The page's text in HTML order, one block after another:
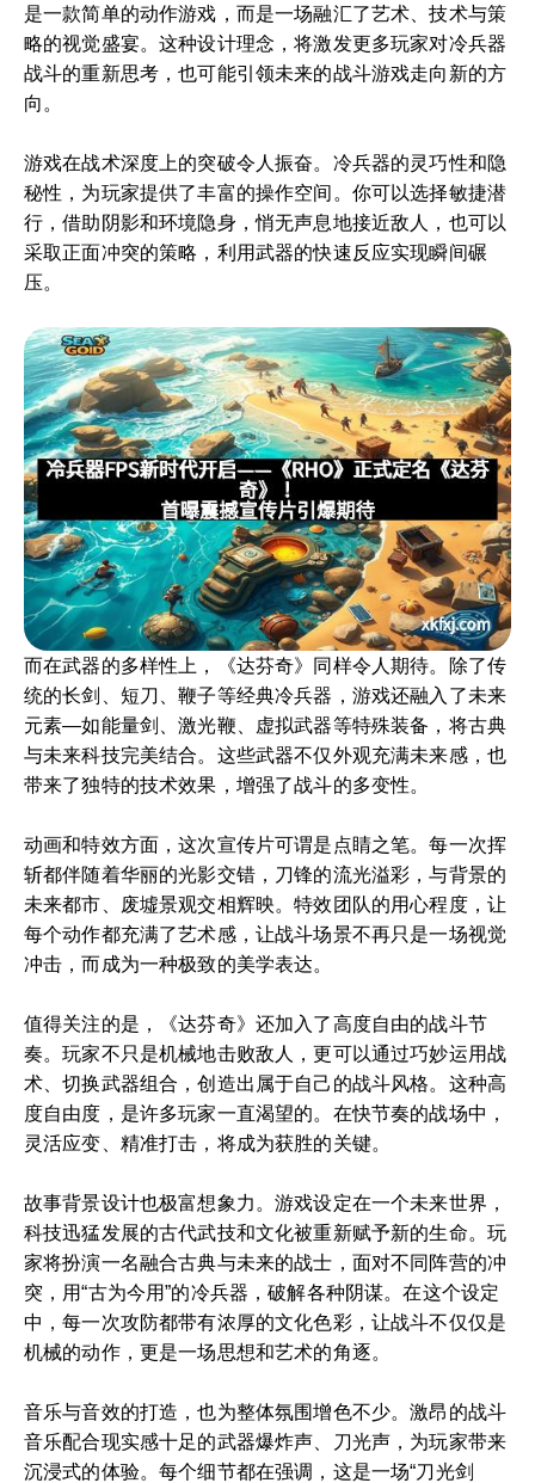
是一款简单的动作游戏，而是一场融汇了艺术、技术与策
略的视觉盛宴。这种设计理念，将激发更多玩家对冷兵器
战斗的重新思考，也可能引领未来的战斗游戏走向新的方
向。
游戏在战术深度上的突破令人振奋。冷兵器的灵巧性和隐
秘性，为玩家提供了丰富的操作空间。你可以选择敏捷潜
行，借助阴影和环境隐身，悄无声息地接近敌人，也可以
采取正面冲突的策略，利用武器的快速反应实现瞬间碾
压。
而在武器的多样性上，《达芬奇》同样令人期待。除了传
统的长剑、短刀、鞭子等经典冷兵器，游戏还融入了未来
元素—如能量剑、激光鞭、虚拟武器等特殊装备，将古典
与未来科技完美结合。这些武器不仅外观充满未来感，也
带来了独特的技术效果，增强了战斗的多变性。
动画和特效方面，这次宣传片可谓是点睛之笔。每一次挥
斩都伴随着华丽的光影交错，刀锋的流光溢彩，与背景的
未来都市、废墟景观交相辉映。特效团队的用心程度，让
每个动作都充满了艺术感，让战斗场景不再只是一场视觉
冲击，而成为一种极致的美学表达。
值得关注的是，《达芬奇》还加入了高度自由的战斗节
奏。玩家不只是机械地击败敌人，更可以通过巧妙运用战
术、切换武器组合，创造出属于自己的战斗风格。这种高
度自由度，是许多玩家一直渴望的。在快节奏的战场中，
灵活应变、精准打击，将成为获胜的关键。
故事背景设计也极富想象力。游戏设定在一个未来世界，
科技迅猛发展的古代武技和文化被重新赋予新的生命。玩
家将扮演一名融合古典与未来的战士，面对不同阵营的冲
突，用“古为今用”的冷兵器，破解各种阴谋。在这个设定
中，每一次攻防都带有浓厚的文化色彩，让战斗不仅仅是
机械的动作，更是一场思想和艺术的角逐。
音乐与音效的打造，也为整体氛围增色不少。激昂的战斗
音乐配合现实感十足的武器爆炸声、刀光声，为玩家带来
沉浸式的体验。每个细节都在强调，这是一场“刀光剑